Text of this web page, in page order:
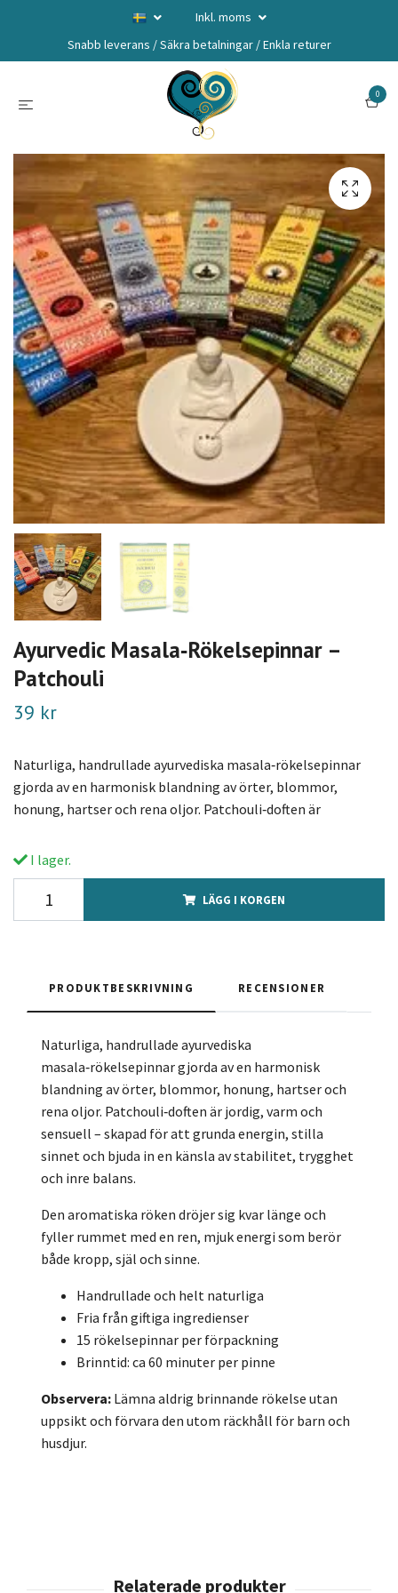
Inkl. moms
Snabb leverans / Säkra betalningar / Enkla returer
0
Ayurvedic Masala‑Rökelsepinnar –
Patchouli
39 kr
Naturliga, handrullade ayurvediska masala‑rökelsepinnar
gjorda av en harmonisk blandning av örter, blommor,
honung, hartser och rena oljor. Patchouli‑doften är
I lager.
LÄGG I KORGEN
PRODUKTBESKRIVNING RECENSIONER
Naturliga, handrullade ayurvediska
masala‑rökelsepinnar gjorda av en harmonisk
blandning av örter, blommor, honung, hartser och
rena oljor. Patchouli‑doften är jordig, varm och
sensuell – skapad för att grunda energin, stilla
sinnet och bjuda in en känsla av stabilitet, trygghet
och inre balans.
Den aromatiska röken dröjer sig kvar länge och
fyller rummet med en ren, mjuk energi som berör
både kropp, själ och sinne.
Handrullade och helt naturliga
Fria från giftiga ingredienser
15 rökelsepinnar per förpackning
Brinntid: ca 60 minuter per pinne
Observera: Lämna aldrig brinnande rökelse utan
uppsikt och förvara den utom räckhåll för barn och
husdjur.